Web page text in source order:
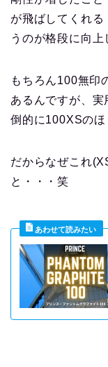
が飛ばしてくれ
うのが格段に向上
もちろん100無印
あるんですが、
倒的に100XSのほ
だからなぜこれ
と・・・笑